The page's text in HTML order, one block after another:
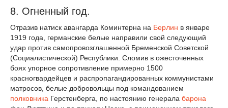
8. Огненный год.
Отразив натиск авангарда Коминтерна на Берлин в январе
1919 года, германские белые направили свой следующий
удар против самопровозглашенной Бременской Советской
(Социалистической) Республики. Сломив в ожесточенных
боях упорное сопротивление примерно 1500
красногвардейцев и распропагандированных коммунистами
матросов, белые добровольцы под командованием
полковника Герстенберга, по настоянию генерала барона